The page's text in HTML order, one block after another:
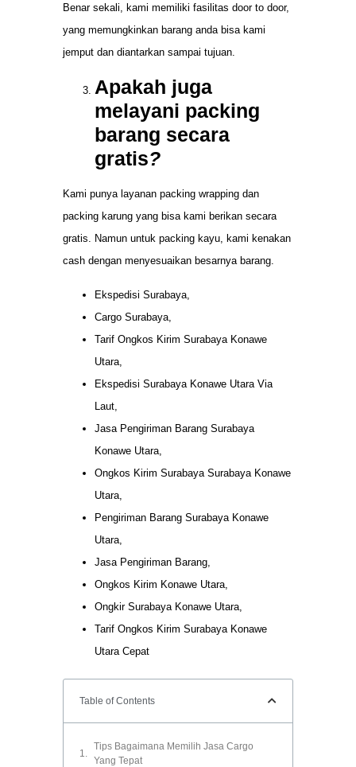
Benar sekali, kami memiliki fasilitas door to door,
yang memungkinkan barang anda bisa kami
jemput dan diantarkan sampai tujuan.
Apakah juga
melayani packing
barang secara
gratis?
Kami punya layanan packing wrapping dan
packing karung yang bisa kami berikan secara
gratis. Namun untuk packing kayu, kami kenakan
cash dengan menyesuaikan besarnya barang.
Ekspedisi Surabaya,
Cargo Surabaya,
Tarif Ongkos Kirim Surabaya Konawe
Utara,
Ekspedisi Surabaya Konawe Utara Via
Laut,
Jasa Pengiriman Barang Surabaya
Konawe Utara,
Ongkos Kirim Surabaya Surabaya Konawe
Utara,
Pengiriman Barang Surabaya Konawe
Utara,
Jasa Pengiriman Barang,
Ongkos Kirim Konawe Utara,
Ongkir Surabaya Konawe Utara,
Tarif Ongkos Kirim Surabaya Konawe
Utara Cepat
Table of Contents
Tips Bagaimana Memilih Jasa Cargo
Yang Tepat